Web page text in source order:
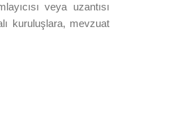
veya uzantısı
kuruluşlara, mevzuat